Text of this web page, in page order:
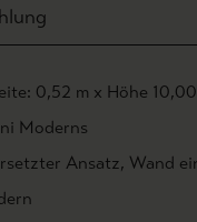
0,52 m x Höhe
Moderns
Ansatz, Wand